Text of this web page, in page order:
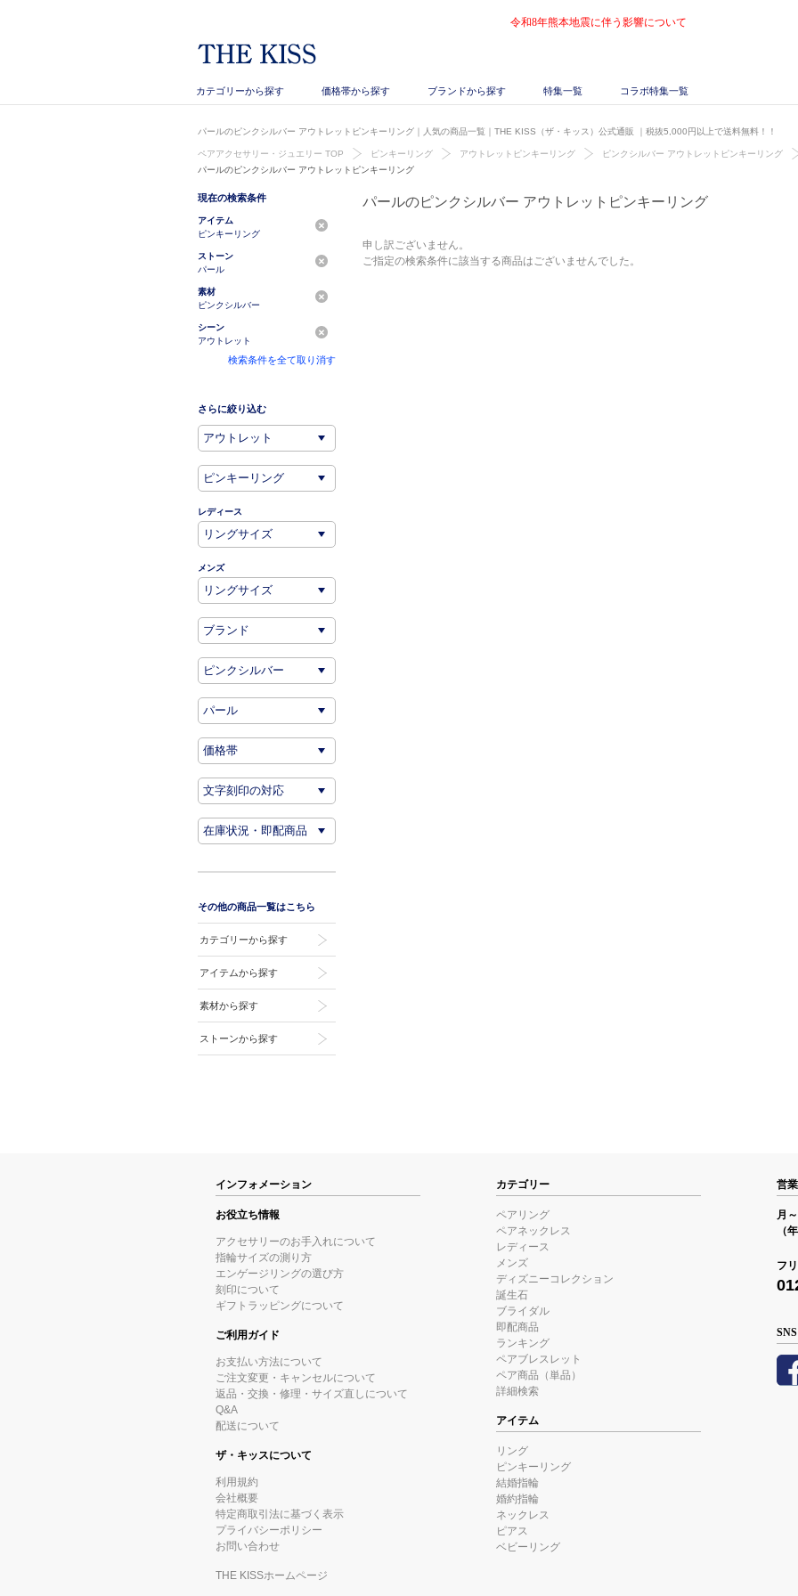
令和8年熊本地震に伴う影響について
カテゴリーから探す 価格帯から探す ブランドから探す 特集一覧 コラボ特集一覧
パールのピンクシルバー アウトレットピンキーリング｜人気の商品一覧｜THE KISS（ザ・キッス）公式通販 ｜税抜5,000円以上で送料無料！！
ペアアクセサリー・ジュエリー TOP ピンキーリング アウトレットピンキーリング
ピンクシルバー アウトレットピンキーリング
パールのピンクシルバー アウトレットピンキーリング
パールのピンクシルバー アウトレットピンキーリング
申し訳ございません。
ご指定の検索条件に該当する商品はございませんでした。
現在の検索条件
アイテム
ピンキーリング
ストーン
パール
素材
ピンクシルバー
シーン
アウトレット
検索条件を全て取り消す
さらに絞り込む
レディース
メンズ
その他の商品一覧はこちら
カテゴリーから探す
アイテムから探す
素材から探す
ストーンから探す
インフォメーション
お役立ち情報
アクセサリーのお手入れについて
指輪サイズの測り方
エンゲージリングの選び方
刻印について
ギフトラッピングについて
ご利用ガイド
お支払い方法について
ご注文変更・キャンセルについて
返品・交換・修理・サイズ直しについて
Q&A
配送について
ザ・キッスについて
利用規約
会社概要
特定商取引法に基づく表示
プライバシーポリシー
お問い合わせ
THE KISSホームページ
カテゴリー
ペアリング
ペアネックレス
レディース
メンズ
ディズニーコレクション
誕生石
ブライダル
即配商品
ランキング
ペアブレスレット
ペア商品（単品）
詳細検索
アイテム
リング
ピンキーリング
結婚指輪
婚約指輪
ネックレス
ピアス
ベビーリング
営
月
（
フ
SNS